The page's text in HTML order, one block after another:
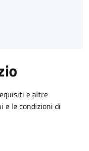
e altre
e le condizioni di